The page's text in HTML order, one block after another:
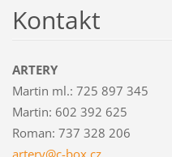
Kontakt
ARTERY
Martin ml.: 725 897 345
Martin: 602 392 625
Roman: 737 328 206
artery@c-box.cz